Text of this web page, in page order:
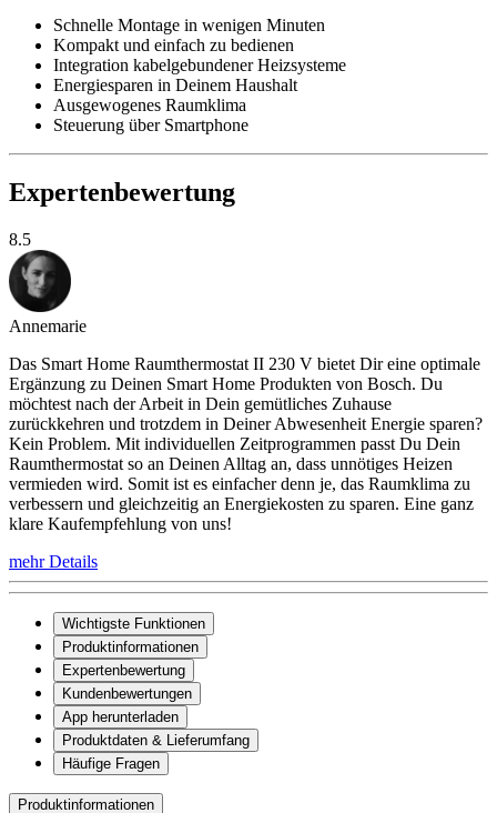
Schnelle Montage in wenigen Minuten
Kompakt und einfach zu bedienen
Integration kabelgebundener Heizsysteme
Energiesparen in Deinem Haushalt
Ausgewogenes Raumklima
Steuerung über Smartphone
Expertenbewertung
8.5
Annemarie
Das Smart Home Raumthermostat II 230 V bietet Dir eine optimale
Ergänzung zu Deinen Smart Home Produkten von Bosch. Du
möchtest nach der Arbeit in Dein gemütliches Zuhause
zurückkehren und trotzdem in Deiner Abwesenheit Energie sparen?
Kein Problem. Mit individuellen Zeitprogrammen passt Du Dein
Raumthermostat so an Deinen Alltag an, dass unnötiges Heizen
vermieden wird. Somit ist es einfacher denn je, das Raumklima zu
verbessern und gleichzeitig an Energiekosten zu sparen. Eine ganz
klare Kaufempfehlung von uns!
mehr Details
Wichtigste Funktionen
Produktinformationen
Expertenbewertung
Kundenbewertungen
App herunterladen
Produktdaten & Lieferumfang
Häufige Fragen
Produktinformationen